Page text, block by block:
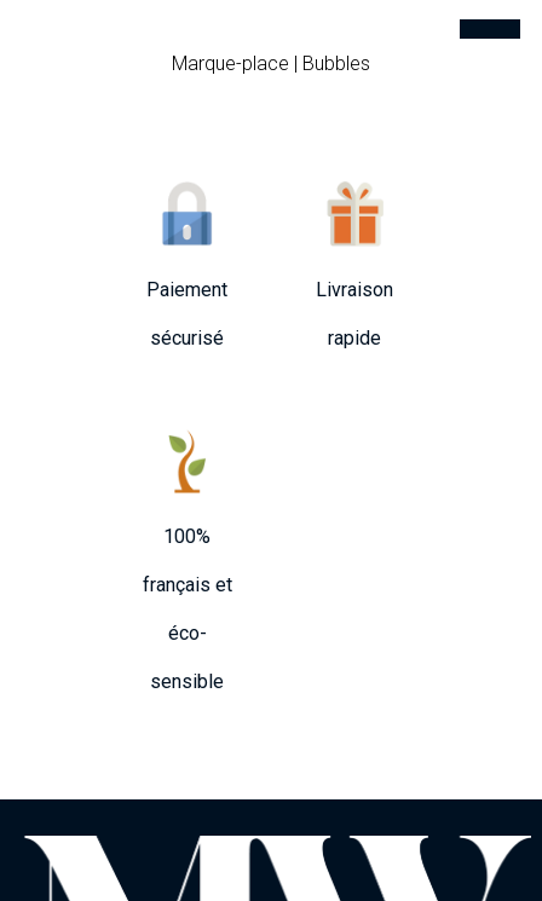
Marque-place | Bubbles
Paiement
sécurisé
Livraison
rapide
100%
français et
éco-
sensible